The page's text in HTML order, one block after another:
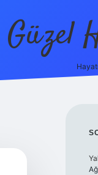
Güzel